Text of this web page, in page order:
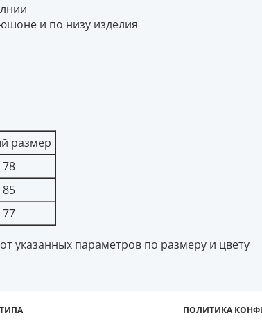
и по низу изделия
размер
78
85
77
указанных параметров по размеру и цвету
ПОЛИТИКА